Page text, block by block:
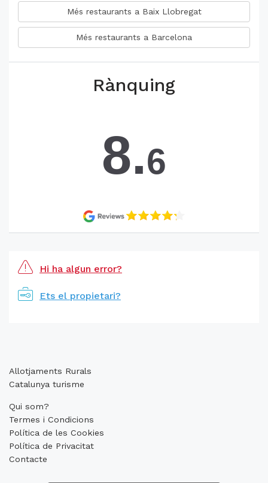
Més restaurants a Baix Llobregat
Més restaurants a Barcelona
Rànquing
8.6
Hi ha algun error?
Ets el propietari?
Allotjaments Rurals
Catalunya turisme
Qui som?
Termes i Condicions
Política de les Cookies
Política de Privacitat
Contacte